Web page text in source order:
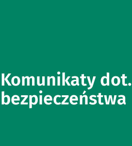
Komunikaty dot.
bezpieczeństwa